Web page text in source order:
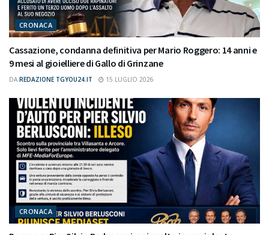
CRONACA
Cassazione, condanna definitiva per Mario Roggero: 14 anni e
9 mesi al gioielliere di Gallo di Grinzane
DA REDAZIONE TGYOU24.IT 15 LUGLIO 2026
CRONACA